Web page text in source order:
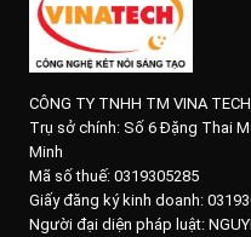
CÔNG TY TNHH TM VINA TECH
Trụ sở chính: Số 6 Đặng Thai
Minh
Mã số thuế: 0319305285
Giấy đăng ký kinh doanh:
Người đại diện pháp luật: